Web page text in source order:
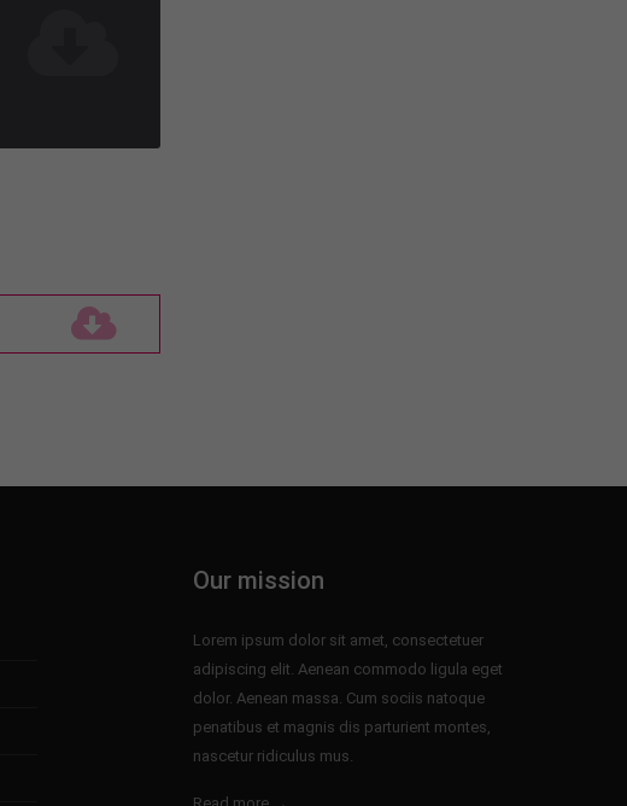
Our mission
Lorem ipsum dolor sit amet, consectetuer
adipiscing elit. Aenean commodo ligula eget
dolor. Aenean massa. Cum sociis natoque
penatibus et magnis dis parturient montes,
nascetur ridiculus mus.